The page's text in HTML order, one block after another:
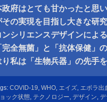
政府はとても甘かったと思い
その実現を目指し大きな研
ンシリエンスデザインによ
完全無菌」と「抗体保健」
り私は「生物兵器」の先手
COVID-19, WHO, エイズ, エボラ出
ック状態, テクノロジー, デザイン,